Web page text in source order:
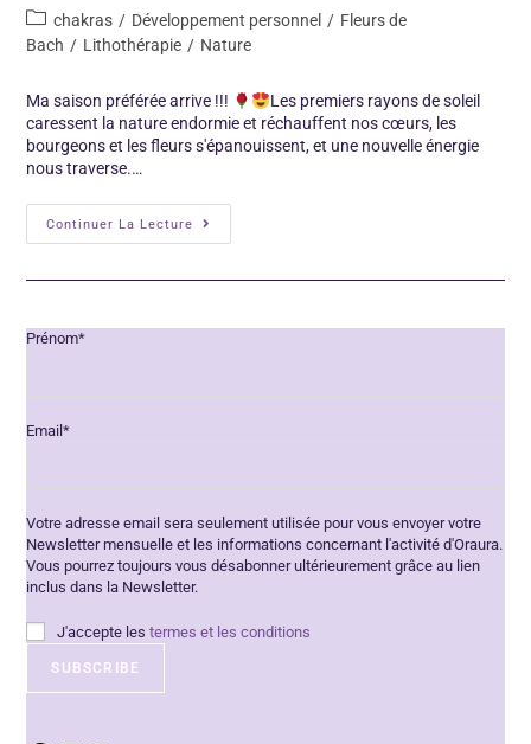
chakras / Développement personnel / Fleurs de
Bach / Lithothérapie / Nature
Ma saison préférée arrive !!!
Les premiers rayons de soleil
caressent la nature endormie et réchauffent nos cœurs, les
bourgeons et les fleurs s'épanouissent, et une nouvelle énergie
nous traverse.…
Continuer La Lecture
Prénom*
Email*
Votre adresse email sera seulement utilisée pour vous envoyer votre
Newsletter mensuelle et les informations concernant l'activité d'Oraura.
Vous pourrez toujours vous désabonner ultérieurement grâce au lien
inclus dans la Newsletter.
J'accepte lestermes et les conditions